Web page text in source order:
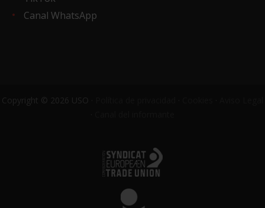
Canal WhatsApp
Copyright © 2026 USO ·